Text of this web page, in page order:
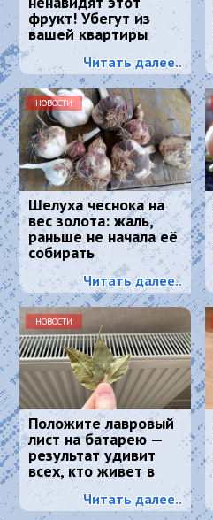
фрукт! Убегут из
вашей квартиры
навсегда
Читать далее..
НОВОСТИ
Шелуха чеснока на
вес золота: жаль,
раньше не начала её
собирать
Читать далее..
НОВОСТИ
Положите лавровый
лист на батарею —
результат удивит
всех, кто живет в
квартире
Читать далее..